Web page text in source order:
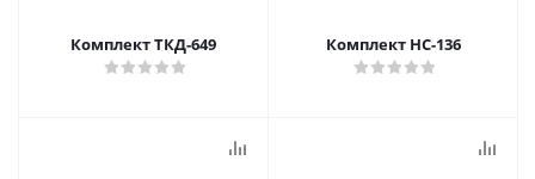
Комплект ТКД-649 Комплект НС-136